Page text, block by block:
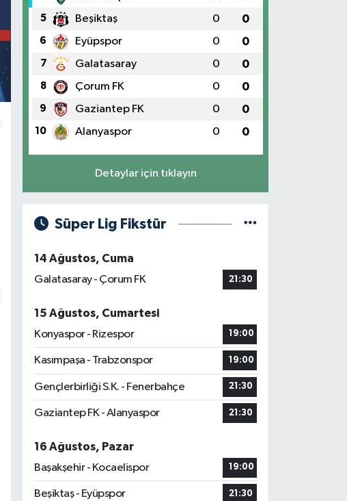
5 Beşiktaş 0 0
6 Eyüpspor 0 0
7 Galatasaray 0 0
8 Çorum FK 0 0
9 Gaziantep FK 0 0
10 Alanyaspor 0 0
Detaylar için tıklayın
Süper Lig Fikstür
14 Ağustos, Cuma
Galatasaray - Çorum FK
21:30
15 Ağustos, Cumartesi
Konyaspor - Rizespor
19:00
Kasımpaşa - Trabzonspor 19:00
Gençlerbirliği S.K. - Fenerbahçe 21:30
Gaziantep FK - Alanyaspor 21:30
16 Ağustos, Pazar
Başakşehir - Kocaelispor
19:00
Beşiktaş - Eyüpspor 21:30